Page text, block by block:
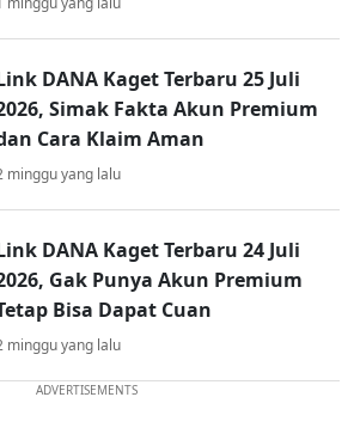
DANA Kaget Terbaru 25 Juli
Simak Fakta Akun Premium
Cara Klaim Aman
minggu yang lalu
DANA Kaget Terbaru 24 Juli
Gak Punya Akun Premium
Bisa Dapat Cuan
minggu yang lalu
ADVERTISEMENTS